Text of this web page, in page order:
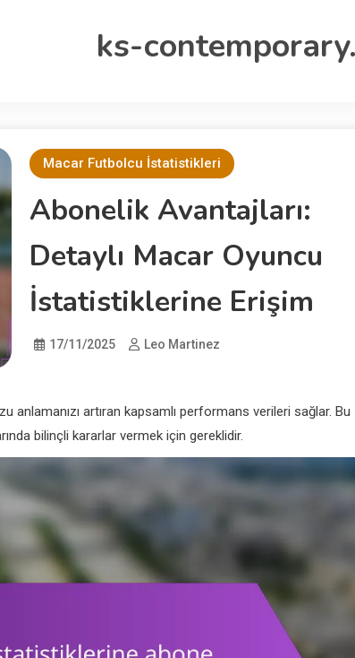
ks-
Macar Futbolcu İstatistikleri
Abonelik Avantajları:
Detaylı Macar Oyuncu
İstatistiklerine Erişim
17/11/2025 Leo Martinez
artıran kapsamlı performans verileri sağlar. Bu
bilinçli kararlar vermek için gereklidir.